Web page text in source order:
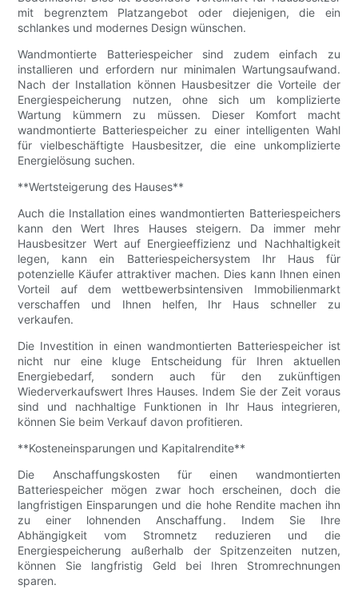
mit begrenztem Platzangebot oder diejenigen, die ein
schlankes und modernes Design wünschen.
Wandmontierte Batteriespeicher sind zudem einfach zu
installieren und erfordern nur minimalen Wartungsaufwand.
Nach der Installation können Hausbesitzer die Vorteile der
Energiespeicherung nutzen, ohne sich um komplizierte
Wartung kümmern zu müssen. Dieser Komfort macht
wandmontierte Batteriespeicher zu einer intelligenten Wahl
für vielbeschäftigte Hausbesitzer, die eine unkomplizierte
Energielösung suchen.
**Wertsteigerung des Hauses**
Auch die Installation eines wandmontierten Batteriespeichers
kann den Wert Ihres Hauses steigern. Da immer mehr
Hausbesitzer Wert auf Energieeffizienz und Nachhaltigkeit
legen, kann ein Batteriespeichersystem Ihr Haus für
potenzielle Käufer attraktiver machen. Dies kann Ihnen einen
Vorteil auf dem wettbewerbsintensiven Immobilienmarkt
verschaffen und Ihnen helfen, Ihr Haus schneller zu
verkaufen.
Die Investition in einen wandmontierten Batteriespeicher ist
nicht nur eine kluge Entscheidung für Ihren aktuellen
Energiebedarf, sondern auch für den zukünftigen
Wiederverkaufswert Ihres Hauses. Indem Sie der Zeit voraus
sind und nachhaltige Funktionen in Ihr Haus integrieren,
können Sie beim Verkauf davon profitieren.
**Kosteneinsparungen und Kapitalrendite**
Die Anschaffungskosten für einen wandmontierten
Batteriespeicher mögen zwar hoch erscheinen, doch die
langfristigen Einsparungen und die hohe Rendite machen ihn
zu einer lohnenden Anschaffung. Indem Sie Ihre
Abhängigkeit vom Stromnetz reduzieren und die
Energiespeicherung außerhalb der Spitzenzeiten nutzen,
können Sie langfristig Geld bei Ihren Stromrechnungen
sparen.